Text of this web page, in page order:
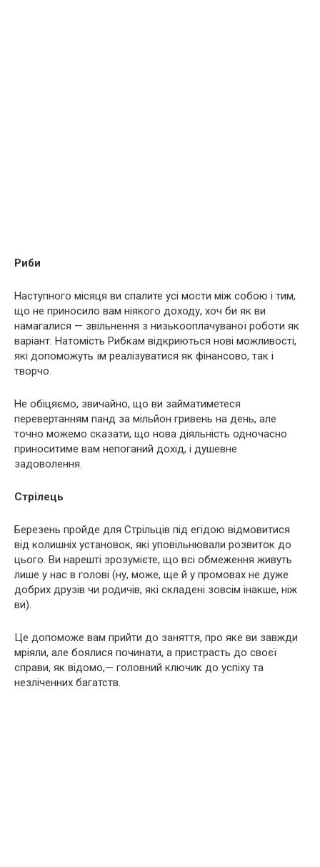
Риби
Наступного місяця ви спалите усі мости між собою і тим,
що не приносило вам ніякого доходу, хоч би як ви
намагалися — звільнення з низькооплачуваної роботи як
варіант. Натомість Рибкам відкриються нові можливості,
які допоможуть їм реалізуватися як фінансово, так і
творчо.
Не обіцяємо, звичайно, що ви займатиметеся
перевертанням панд за мільйон гривень на день, але
точно можемо сказати, що нова діяльність одночасно
приноситиме вам непоганий дохід, і душевне
задоволення.
Стрілець
Березень пройде для Стрільців під егідою відмовитися
від колишніх установок, які уповільнювали розвиток до
цього. Ви нарешті зрозумієте, що всі обмеження живуть
лише у нас в голові (ну, може, ще й у промовах не дуже
добрих друзів чи родичів, які складені зовсім інакше, ніж
ви).
Це допоможе вам прийти до заняття, про яке ви завжди
мріяли, але боялися починати, а пристрасть до своєї
справи, як відомо,— головний ключик до успіху та
незліченних багатств.